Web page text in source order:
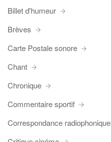
Billet d'humeur
Brèves
Carte Postale sonore
Chant
Chronique
Commentaire sportif
Correspondance radiophonique